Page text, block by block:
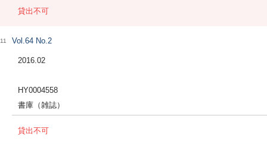
貸出不可
11 Vol.64 No.2
2016.02
HY0004558
書庫（雑誌）
貸出不可